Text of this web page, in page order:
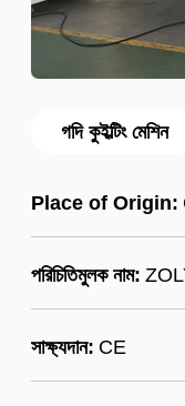
গদি কুইল্টিং মেশিন
Place of Origin:
পরিচিতিমুলক নাম:
সাক্ষ্যদান: CE